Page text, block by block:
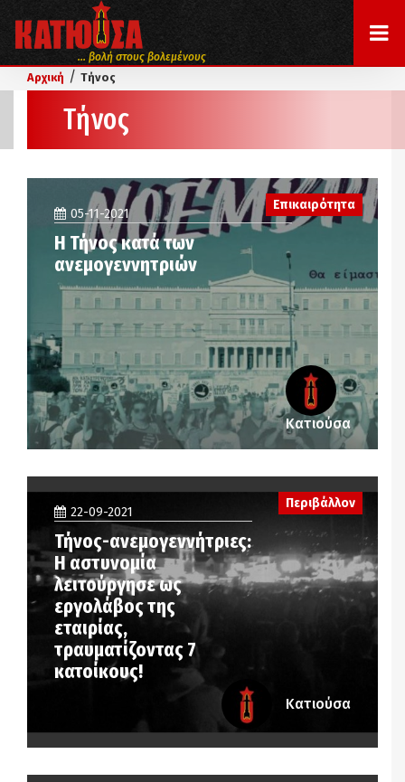
... βολή στους βολεμένους
Αρχική / Τήνος
Τήνος
Επικαιρότητα
05-11-2021
Η Τήνος κατά των
ανεμογεννητριών
Κατιούσα
22-09-2021
Τήνος-ανεμογεννήτριες:
Η αστυνομία
λειτούργησε ως
εργολάβος της
εταιρίας,
τραυματίζοντας 7
κατοίκους!
Περιβάλλον
Κατιούσα